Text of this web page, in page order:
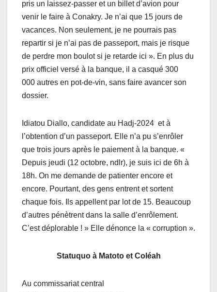
pris un laissez-passer et un billet d’avion pour
venir le faire à Conakry. Je n’ai que 15 jours de
vacances. Non seulement, je ne pourrais pas
repartir si je n’ai pas de passeport, mais je risque
de perdre mon boulot si je retarde ici ». En plus du
prix officiel versé à la banque, il a casqué 300
000 autres en pot-de-vin, sans faire avancer son
dossier.
Idiatou Diallo, candidate au Hadj-2024 et à
l’obtention d’un passeport. Elle n’a pu s’enrôler
que trois jours après le paiement à la banque. «
Depuis jeudi (12 octobre, ndlr), je suis ici de 6h à
18h. On me demande de patienter encore et
encore. Pourtant, des gens entrent et sortent
chaque fois. Ils appellent par lot de 15. Beaucoup
d’autres pénètrent dans la salle d’enrôlement.
C’est déplorable ! » Elle dénonce la « corruption ».
Statuquo à Matoto et Coléah
Au commissariat central